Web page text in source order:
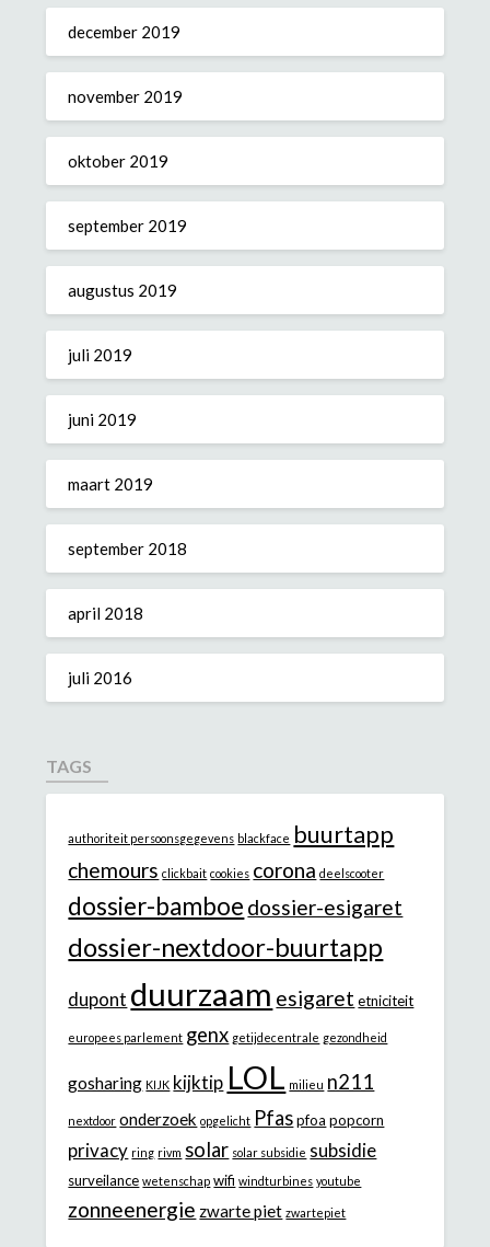
december 2019
november 2019
oktober 2019
september 2019
augustus 2019
juli 2019
juni 2019
maart 2019
september 2018
april 2018
juli 2016
TAGS
authoriteit persoonsgegevens blackface buurtapp
chemours clickbait cookies corona deelscooter
dossier-bamboe dossier-esigaret
dossier-nextdoor-buurtapp
dupont duurzaam esigaret etniciteit
europees parlement genx getijdecentrale gezondheid
gosharing KIJK kijktip LOL milieu n211
nextdoor onderzoek opgelicht Pfas pfoa popcorn
privacy ring rivm solar solar subsidie subsidie
surveilance wetenschap wifi windturbines youtube
zonneenergie zwarte piet zwartepiet